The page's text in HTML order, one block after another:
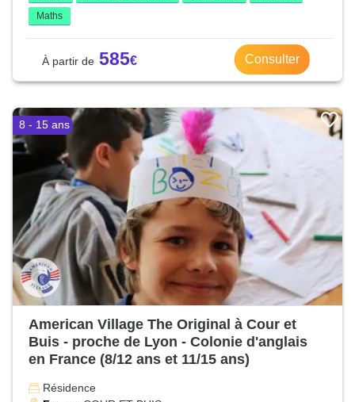
Maths
585 Consulter
8 - 15 ans
American Village The Original à Cour et
Buis - proche de Lyon - Colonie d'anglais
en France (8/12 ans et 11/15 ans)
Résidence